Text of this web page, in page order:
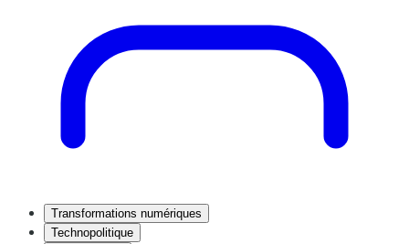
Transformations numériques
Technopolitique